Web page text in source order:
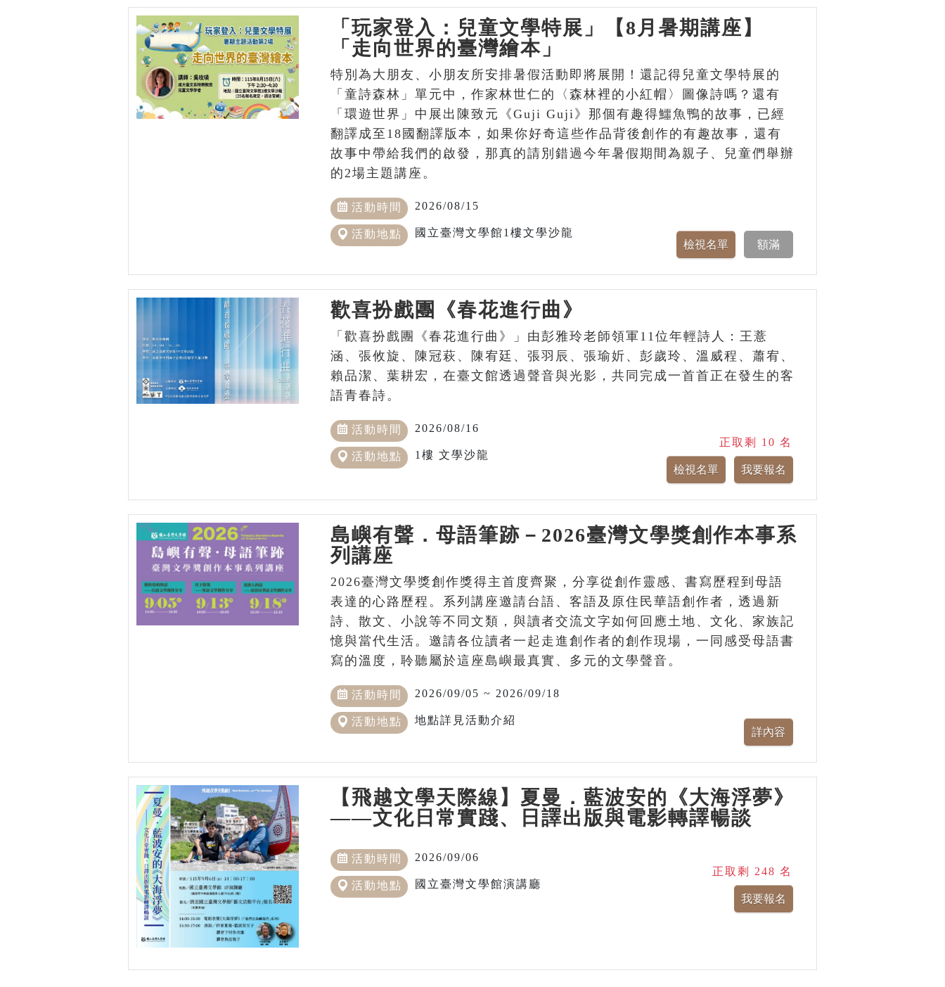
「玩家登入：兒童文學特展」【8月暑期講座】
「走向世界的臺灣繪本」
特別為大朋友、小朋友所安排暑假活動即將展開！還記得兒童文學特展的
「童詩森林」單元中，作家林世仁的〈森林裡的小紅帽〉圖像詩嗎？還有
「環遊世界」中展出陳致元《Guji Guji》那個有趣得鱷魚鴨的故事，已經
翻譯成至18國翻譯版本，如果你好奇這些作品背後創作的有趣故事，還有
故事中帶給我們的啟發，那真的請別錯過今年暑假期間為親子、兒童們舉辦
的2場主題講座。
活動時間 2026/08/15
活動地點 國立臺灣文學館1樓文學沙龍
歡喜扮戲團《春花進行曲》
「歡喜扮戲團《春花進行曲》」由彭雅玲老師領軍11位年輕詩人：王薏
涵、張攸旋、陳冠萩、陳宥廷、張羽辰、張瑜妡、彭歲玲、溫威程、蕭宥、
賴品潔、葉耕宏，在臺文館透過聲音與光影，共同完成一首首正在發生的客
語青春詩。
活動時間 2026/08/16
活動地點 1樓 文學沙龍
正取剩 10 名
島嶼有聲．母語筆跡－2026臺灣文學獎創作本事系
列講座
2026臺灣文學獎創作獎得主首度齊聚，分享從創作靈感、書寫歷程到母語
表達的心路歷程。系列講座邀請台語、客語及原住民華語創作者，透過新
詩、散文、小說等不同文類，與讀者交流文字如何回應土地、文化、家族記
憶與當代生活。邀請各位讀者一起走進創作者的創作現場，一同感受母語書
寫的溫度，聆聽屬於這座島嶼最真實、多元的文學聲音。
活動時間 2026/09/05 ~ 2026/09/18
活動地點 地點詳見活動介紹
【飛越文學天際線】夏曼．藍波安的《大海浮夢》
——文化日常實踐、日譯出版與電影轉譯暢談
活動時間 2026/09/06
活動地點 國立臺灣文學館演講廳
正取剩 248 名